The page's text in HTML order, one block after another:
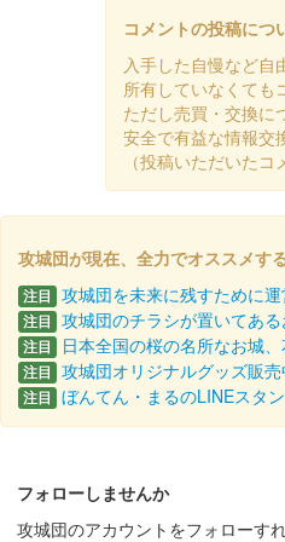
前橋城 御城
厩橋城（前
厩橋城 御城
配布終了
100枚限定
厩橋城（前
販売終了
2025年6月7、8日に開
コメントの投稿につ
入手した自慢など自
所有していなくても
ただし売買・交換に
安全で有益な情報交
（投稿いただいた
攻城団が現在、全力でオススメす
注目 攻城団を未来に残すために
注目 攻城団のチラシが置いてある
注目 日本全国の桜の名所なお城
注目 攻城団オリジナルグッズ販売
注目 ぼんてん・まるのLINEスタ
フォローしませんか
攻城団のアカウントをフォローす